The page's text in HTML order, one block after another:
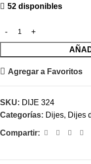
52 disponibles
Agregar a Favoritos
SKU: DIJE 324
Categorías: Dijes, Dijes
Compartir: